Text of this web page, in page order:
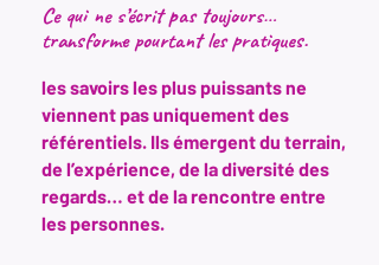
Ce qui ne s’écrit pas toujours…
transforme pourtant les pratiques.
​les savoirs les plus puissants ne
viennent pas uniquement des
référentiels. Ils émergent du terrain,
de l’expérience, de la diversité des
regards… et de la rencontre entre
les personnes.